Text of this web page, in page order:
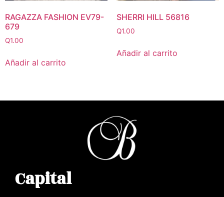
RAGAZZA FASHION EV79-
679
Q1.00
Añadir al carrito
SHERRI HILL 56816
Q1.00
Añadir al carrito
Capital